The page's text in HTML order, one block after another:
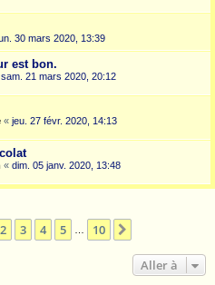
30 mars 2020, 13:39
est bon.
sam. 21 mars 2020, 20:12
« jeu. 27 févr. 2020, 14:13
« dim. 05 janv. 2020, 13:48
1sur10
2 3 4 5 10
Aller à